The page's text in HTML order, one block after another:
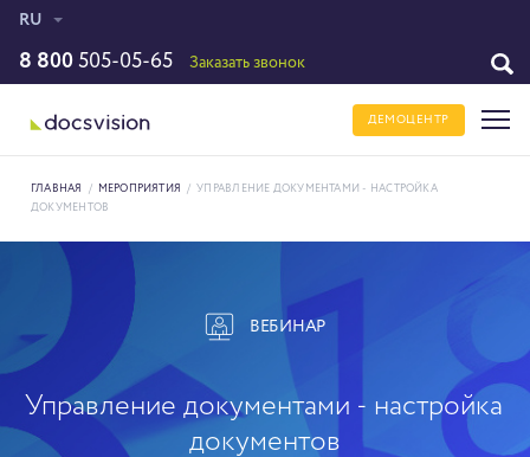
RU
8 800 505-05-65 Заказать звонок
ДЕМОЦЕНТР
ГЛАВНАЯ / МЕРОПРИЯТИЯ /
УПРАВЛЕНИЕ ДОКУМЕНТАМИ - НАСТРОЙКА
ДОКУМЕНТОВ
ВЕБИНАР
Управление документами - настройка
документов